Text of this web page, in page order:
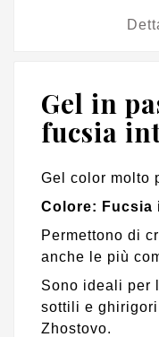
Gel in
fucsia
Gel color molto
Colore: Fucsia
Permettono di
anche le più
Sono ideali per
sottili e
Zhostovo.